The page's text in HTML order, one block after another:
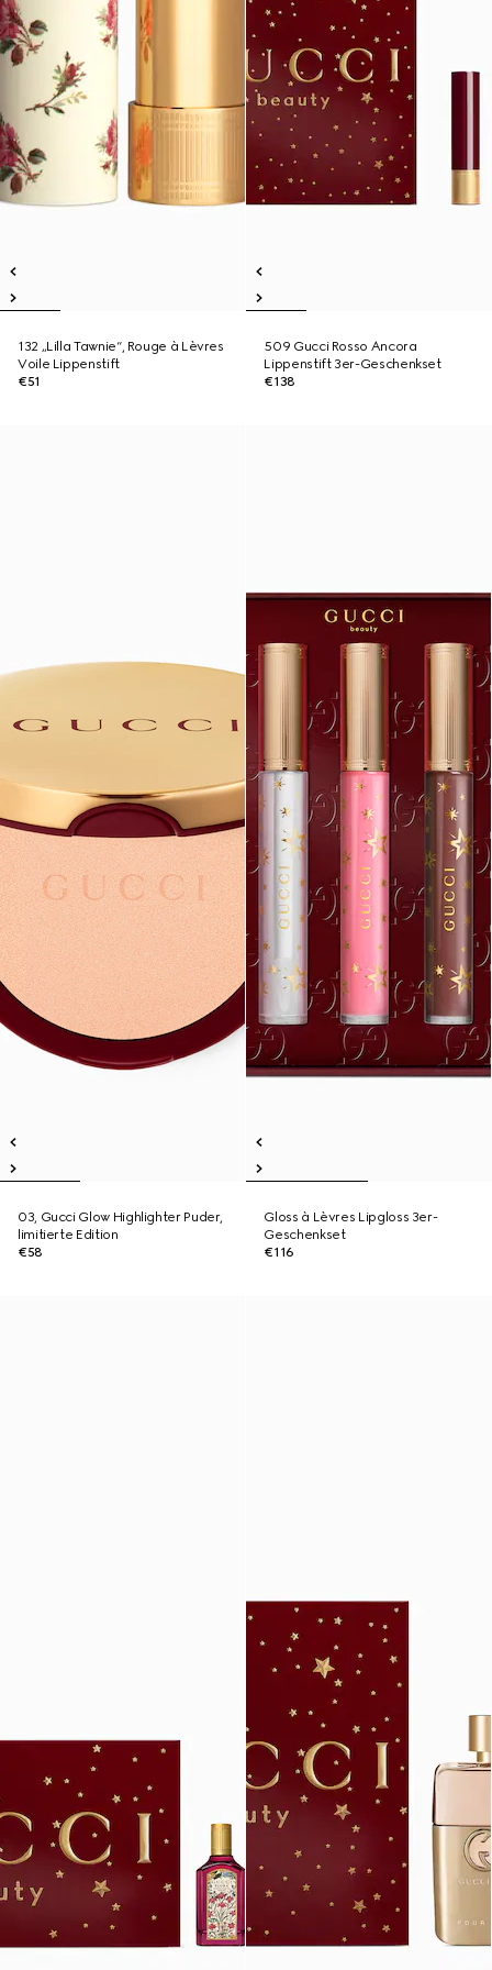
132 „Lilla Tawnie“, Rouge à Lèvres
Voile Lippenstift
€51
509 Gucci Rosso Ancora
Lippenstift 3er-Geschenkset
€138
03, Gucci Glow Highlighter Puder,
limitierte Edition
€58
Gloss à Lèvres Lipgloss 3er-
Geschenkset
€116